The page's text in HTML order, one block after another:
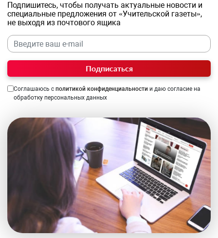
Подпишитесь, чтобы получать актуальные новости и
специальные предложения от «Учительской газеты»,
не выходя из почтового ящика
Подписаться
Соглашаюсь с политикой конфиденциальности и даю согласие на
обработку персональных данных